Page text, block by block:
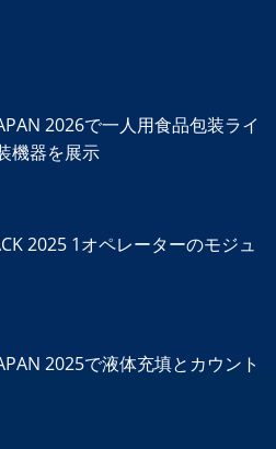
2026で一人用食品包装ライ
機器を展示
2025 1オペレーターのモジュ
2025で液体充填とカウント